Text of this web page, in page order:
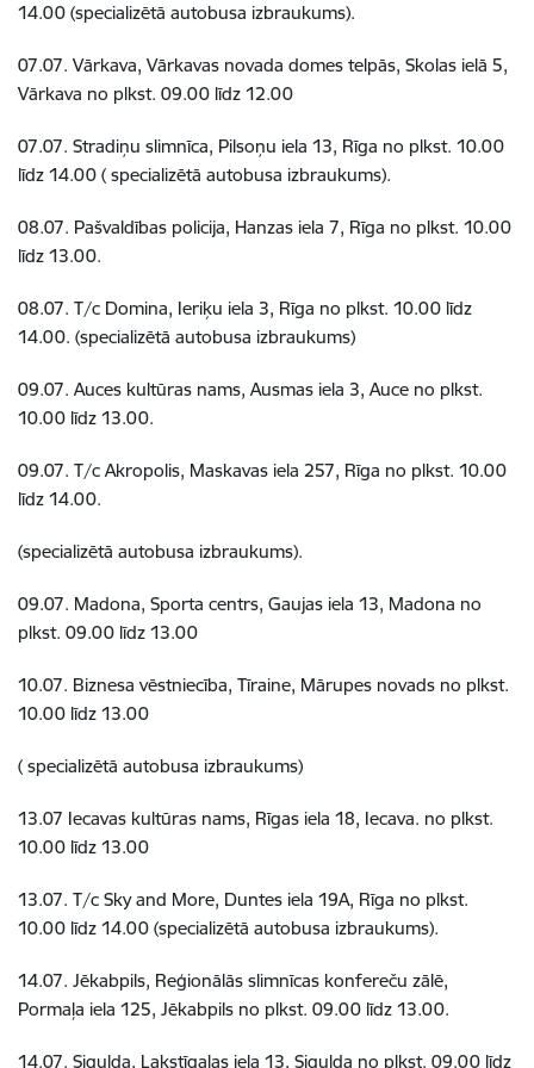
14.00 (specializētā autobusa izbraukums).
07.07. Vārkava, Vārkavas novada domes telpās, Skolas ielā 5,
Vārkava no plkst. 09.00 līdz 12.00
07.07. Stradiņu slimnīca, Pilsoņu iela 13, Rīga no plkst. 10.00
līdz 14.00 ( specializētā autobusa izbraukums).
08.07. Pašvaldības policija, Hanzas iela 7, Rīga no plkst. 10.00
līdz 13.00.
08.07. T/c Domina, Ieriķu iela 3, Rīga no plkst. 10.00 līdz
14.00. (specializētā autobusa izbraukums)
09.07. Auces kultūras nams, Ausmas iela 3, Auce no plkst.
10.00 līdz 13.00.
09.07. T/c Akropolis, Maskavas iela 257, Rīga no plkst. 10.00
līdz 14.00.
(specializētā autobusa izbraukums).
09.07. Madona, Sporta centrs, Gaujas iela 13, Madona no
plkst. 09.00 līdz 13.00
10.07. Biznesa vēstniecība, Tīraine, Mārupes novads no plkst.
10.00 līdz 13.00
( specializētā autobusa izbraukums)
13.07 Iecavas kultūras nams, Rīgas iela 18, Iecava. no plkst.
10.00 līdz 13.00
13.07. T/c Sky and More, Duntes iela 19A, Rīga no plkst.
10.00 līdz 14.00 (specializētā autobusa izbraukums).
14.07. Jēkabpils, Reģionālās slimnīcas konfereču zālē,
Pormaļa iela 125, Jēkabpils no plkst. 09.00 līdz 13.00.
14.07. Sigulda, Lakstīgalas iela 13, Sigulda no plkst. 09.00 līdz